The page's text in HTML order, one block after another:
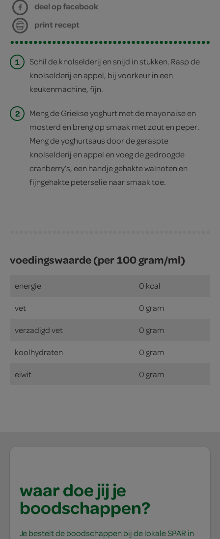
deel op facebook
print recept
1
Schil de knolselderij en snijd in stukken. Rasp de
knolselderij en appel, bij voorkeur in een
keukenmachine, fijn.
2
Meng de Griekse yoghurt met de mayonaise en
mosterd en breng op smaak met zout en peper.
Meng de yoghurtsaus door de geraspte
knolselderij en appel en voeg de gedroogde
cranberry’s, een handje gehakte walnoten en
fijngehakte peterselie naar smaak toe.
voedingswaarde (per 100 gram/ml)
energie 0 kcal
vet 0 gram
verzadigd vet 0 gram
koolhydraten 0 gram
eiwit 0 gram
waar doe jij je
boodschappen?
Je bestelt de boodschappen bij de lokale SPAR in